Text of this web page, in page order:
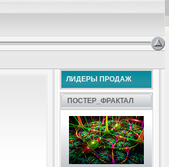
ЛИДЕРЫ ПРОДАЖ
ПОСТЕР_ФРАКТАЛ